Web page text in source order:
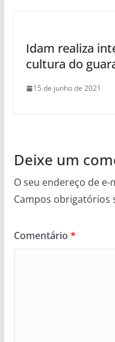
Idam realiza
cultura do
15 de junho de 2021
Deixe um
O seu endereço de
Campos obrigatórios
Comentário *